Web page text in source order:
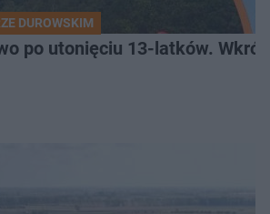
DUROWSKIM
po utonięciu 13-latków.